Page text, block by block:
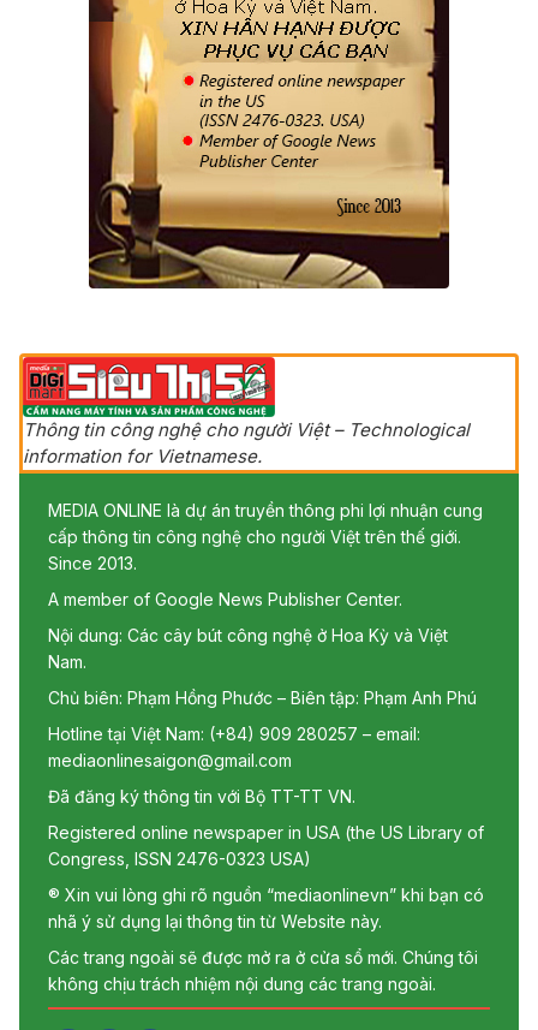
Thông tin công nghệ cho người Việt – Technological
information for Vietnamese.
MEDIA ONLINE là dự án truyền thông phi lợi nhuận cung
cấp thông tin công nghệ cho người Việt trên thế giới.
Since 2013.
A member of Google News Publisher Center.
Nội dung: Các cây bút công nghệ ở Hoa Kỳ và Việt
Nam.
Chủ biên: Phạm Hồng Phước – Biên tập: Phạm Anh Phú
Hotline tại Việt Nam: (+84) 909 280257 – email:
mediaonlinesaigon@gmail.com
Đã đăng ký thông tin với Bộ TT-TT VN.
Registered online newspaper in USA (the US Library of
Congress, ISSN 2476-0323 USA)
® Xin vui lòng ghi rõ nguồn “mediaonlinevn” khi bạn có
nhã ý sử dụng lại thông tin từ Website này.
Các trang ngoài sẽ được mở ra ở cửa sổ mới. Chúng tôi
không chịu trách nhiệm nội dung các trang ngoài.